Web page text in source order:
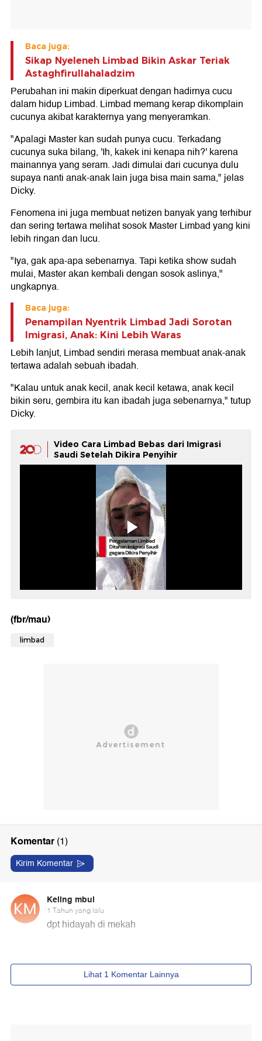
Baca juga:
Sikap Nyeleneh Limbad Bikin Askar Teriak
Astaghfirullahaladzim
Perubahan ini makin diperkuat dengan hadirnya cucu
dalam hidup Limbad. Limbad memang kerap dikomplain
cucunya akibat karakternya yang menyeramkan.
"Apalagi Master kan sudah punya cucu. Terkadang
cucunya suka bilang, 'Ih, kakek ini kenapa nih?' karena
mainannya yang seram. Jadi dimulai dari cucunya dulu
supaya nanti anak-anak lain juga bisa main sama," jelas
Dicky.
Fenomena ini juga membuat netizen banyak yang terhibur
dan sering tertawa melihat sosok Master Limbad yang kini
lebih ringan dan lucu.
"Iya, gak apa-apa sebenarnya. Tapi ketika show sudah
mulai, Master akan kembali dengan sosok aslinya,"
ungkapnya.
Baca juga:
Penampilan Nyentrik Limbad Jadi Sorotan
Imigrasi, Anak: Kini Lebih Waras
Lebih lanjut, Limbad sendiri merasa membuat anak-anak
tertawa adalah sebuah ibadah.
"Kalau untuk anak kecil, anak kecil ketawa, anak kecil
bikin seru, gembira itu kan ibadah juga sebenarnya," tutup
Dicky.
Video Cara Limbad Bebas dari Imigrasi
Saudi Setelah Dikira Penyihir
(fbr/mau)
limbad